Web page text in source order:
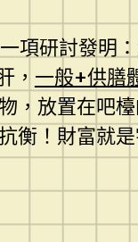
項研討發明
， 一般+供膳
，放置在吧
衡！財富就